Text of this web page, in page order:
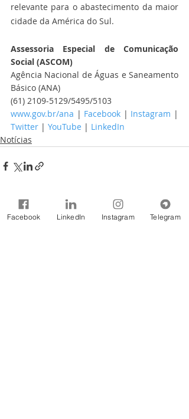
relevante para o abastecimento da maior
cidade da América do Sul.
Assessoria Especial de Comunicação
Social (ASCOM)
Agência Nacional de Águas e Saneamento
Básico (ANA)
(61) 2109-5129/5495/5103
www.gov.br/ana | Facebook | Instagram
Twitter | YouTube | LinkedIn
Notícias
Comentários
Facebook LinkedIn Instagram Telegram